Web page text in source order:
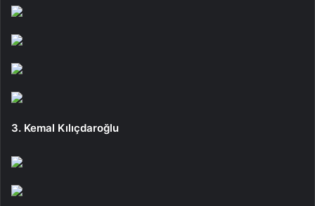
3. Kemal Kılıçdaroğlu